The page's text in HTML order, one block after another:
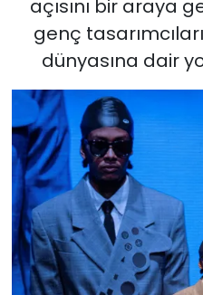
açısını bir araya
genç
dünyasına dair